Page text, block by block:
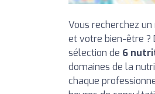
Vous recherchez
et votre bien-être ?
sélection de 6
domaines de la
chaque